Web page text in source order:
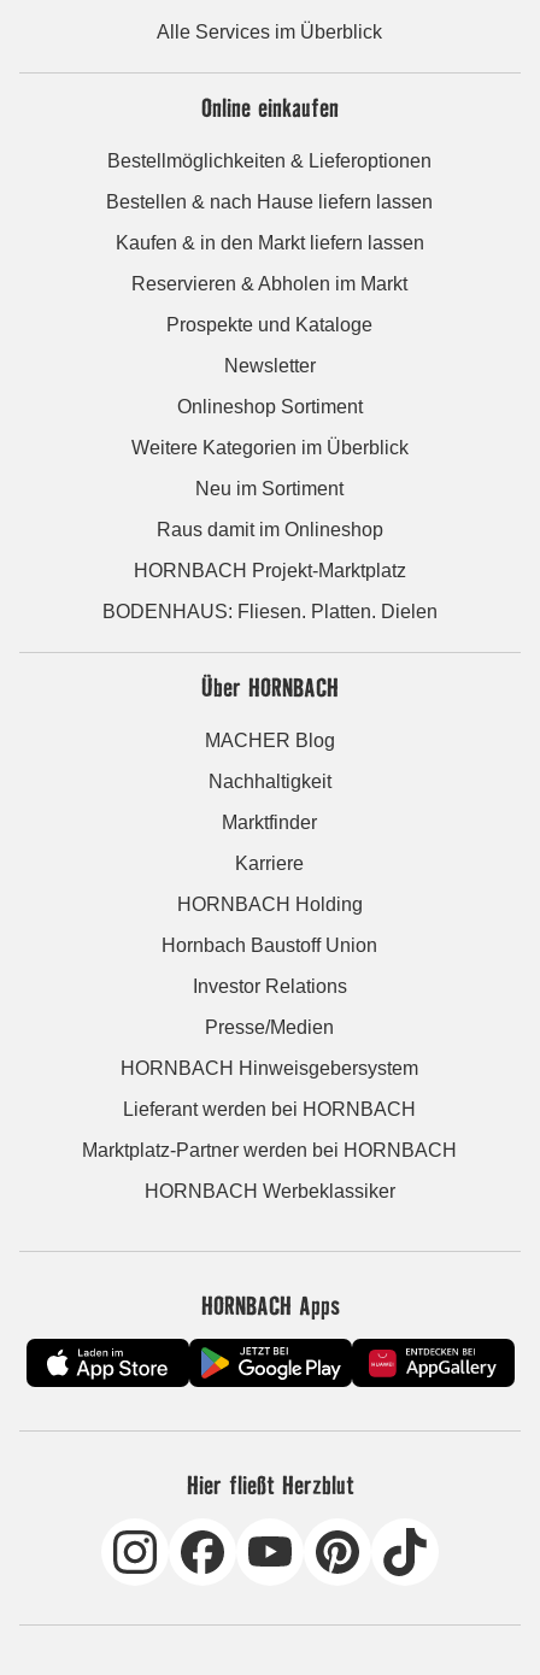
Alle Services im Überblick
Online einkaufen
Bestellmöglichkeiten & Lieferoptionen
Bestellen & nach Hause liefern lassen
Kaufen & in den Markt liefern lassen
Reservieren & Abholen im Markt
Prospekte und Kataloge
Newsletter
Onlineshop Sortiment
Weitere Kategorien im Überblick
Neu im Sortiment
Raus damit im Onlineshop
HORNBACH Projekt-Marktplatz
BODENHAUS: Fliesen. Platten. Dielen
Über HORNBACH
MACHER Blog
Nachhaltigkeit
Marktfinder
Karriere
HORNBACH Holding
Hornbach Baustoff Union
Investor Relations
Presse/Medien
HORNBACH Hinweisgebersystem
Lieferant werden bei HORNBACH
Marktplatz-Partner werden bei HORNBACH
HORNBACH Werbeklassiker
HORNBACH Apps
Hier fließt Herzblut